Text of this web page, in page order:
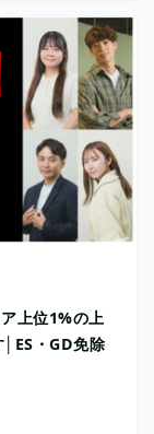
上位1%の上
・GD免除